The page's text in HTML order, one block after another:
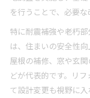
を行うことで、必要な
特に耐震補強や老朽
は、住まいの安全性
屋根の補修、窓や玄
どが代表的です。リ
て設計変更も視野に